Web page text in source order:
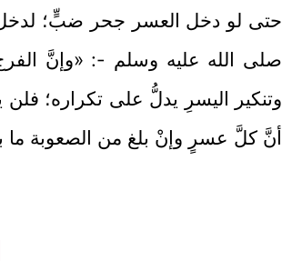
حتى لو دخل العسر جحر ضبٍّ؛ لدخل
صلى الله عليه وسلم -: «وإنَّ
وتنكير اليسرِ يدلُّ على تكراره؛
أنَّ كلَّ عسرٍ وإنْ بلغ من الصعوبة ما